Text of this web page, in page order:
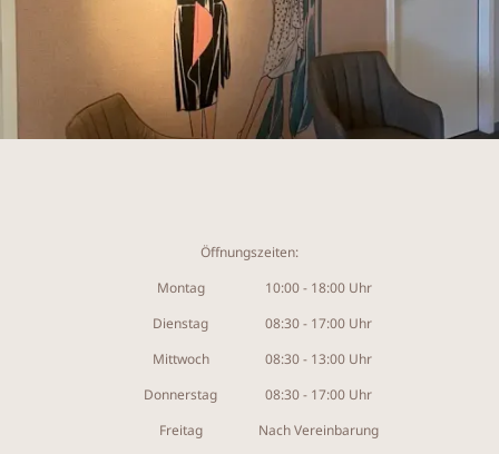
Öffnungszeiten:
Montag
10:00 - 18:00 Uhr
Dienstag
08:30 - 17:00 Uhr
Mittwoch
08:30 - 13:00 Uhr
Donnerstag
08:30 - 17:00 Uhr
Freitag
Nach Vereinbarung